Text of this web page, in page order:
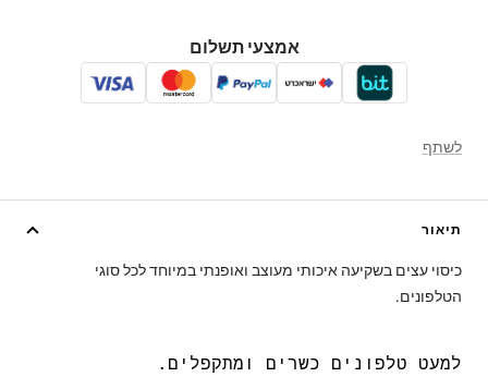
אמצעי תשלום
לשתף
תיאור
כיסוי עצים בשקיעה איכותי מעוצב ואופנתי במיוחד לכל סוגי
הטלפונים.
למעט טלפונים כשרים ומתקפלים.